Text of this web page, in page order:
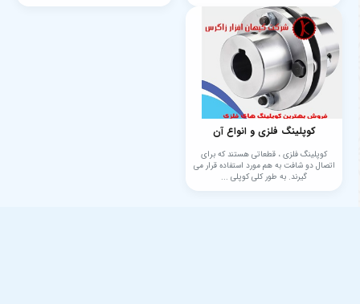
کوپلینگ فلزی و انواع آن
کوپلینگ فلزی ، قطعاتی هستند که برای
اتصال دو شافت به هم مورد استفاده قرار می
گیرند. به طور کلی کوپلی ...